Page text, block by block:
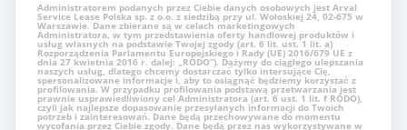
Administratorem podanych przez Ciebie danych osobowych jest Arval
Service Lease Polska sp. z o.o. z siedzibą przy ul. Wołoskiej 24, 02-675 w
Warszawie. Dane zbierane są w celach marketingowych
Administratora, w tym przedstawienia oferty handlowej produktów i
usług własnych na podstawie Twojej zgody (art. 6 lit. ust. 1 lit. a)
Rozporządzenia Parlamentu Europejskiego i Rady (UE) 2016/679 UE z
dnia 27 kwietnia 2016 r. dalej: „RODO”). Dążymy do ciągłego ulepszania
naszych usług, dlatego chcemy dostarczać tylko intersujące Cię,
spersonalizowane informacje i, aby to osiągnąć będziemy korzystać z
profilowania. W przypadku profilowania podstawą przetwarzania jest
prawnie usprawiedliwiony cel Administratora (art. 6 ust. 1 lit. f RODO),
czyli jak najlepsze dopasowanie przesyłanych informacji do Twoich
potrzeb i zainteresowań. Dane będą przechowywane do momentu
wycofania przez Ciebie zgody. Dane będą przez nas wykorzystywane w